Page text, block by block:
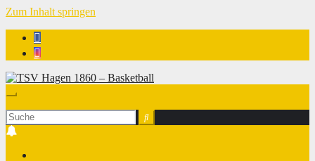
Zum Inhalt springen